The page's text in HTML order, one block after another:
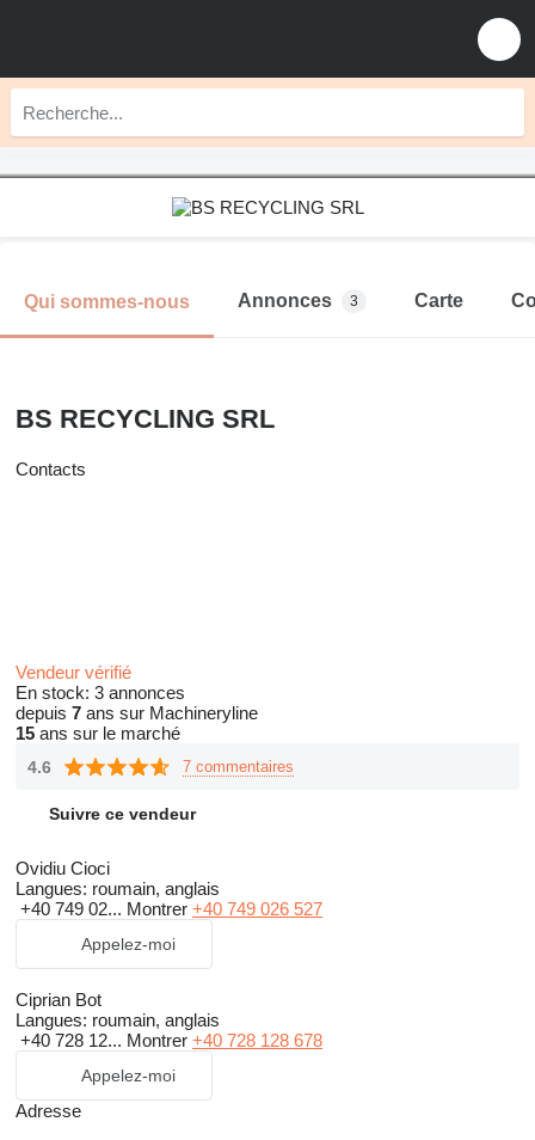
Qui sommes-nous Annonces 3 Carte
BS RECYCLING SRL
Contacts
Vendeur vérifié
En stock: 3 annonces
depuis 7 ans sur Machineryline
15 ans sur le marché
4.6 7 commentaires
Suivre ce vendeur
Ovidiu Cioci
Langues: roumain, anglais
+40 749 02... Montrer +40 749 026 527
Appelez-moi
Ciprian Bot
Langues: roumain, anglais
+40 728 12... Montrer +40 728 128 678
Appelez-moi
Adresse